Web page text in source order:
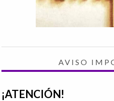
AVISO
¡ATENCIÓN!